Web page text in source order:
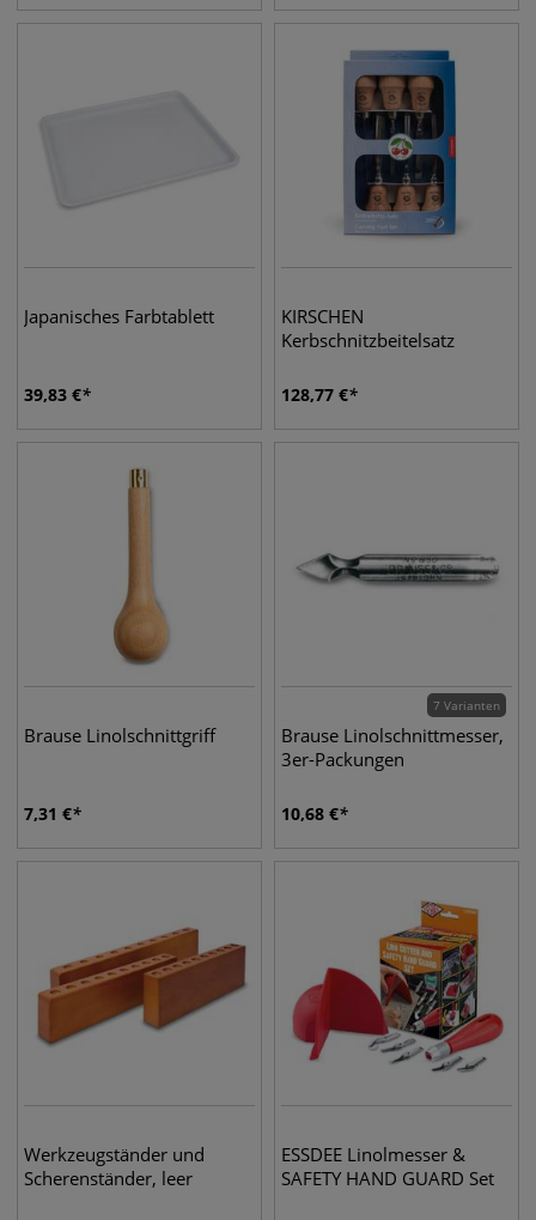
Japanisches Farbtablett
39,83 €
KIRSCHEN
Kerbschnitzbeitelsatz
128,77 €
Brause Linolschnittgriff
7,31 €
7 Varianten
Brause Linolschnittmesser,
3er-Packungen
10,68 €
Werkzeugständer und
Scherenständer, leer
ESSDEE Linolmesser &
SAFETY HAND GUARD Set